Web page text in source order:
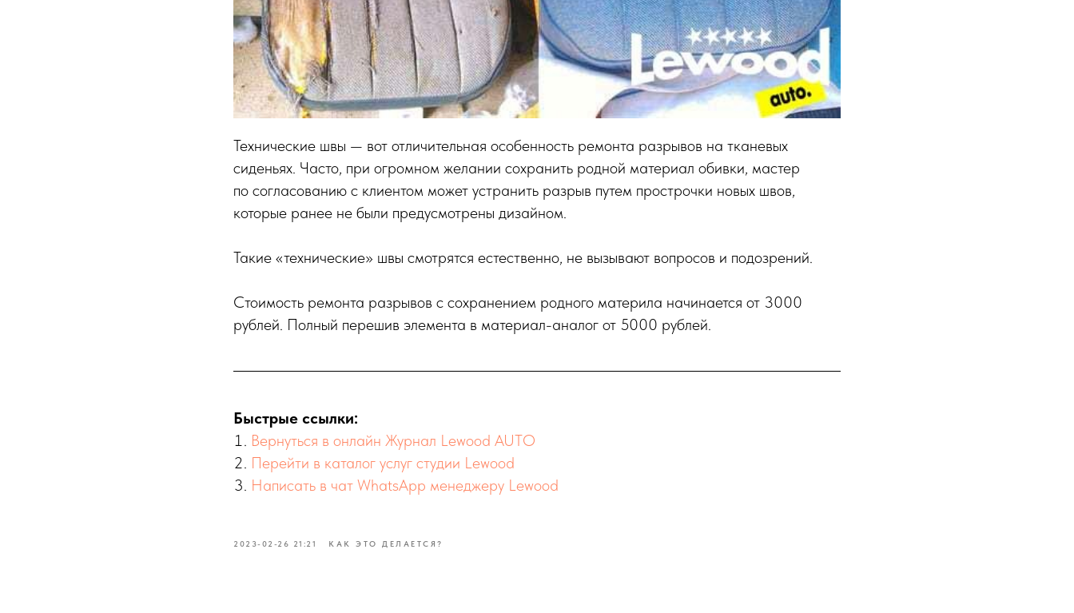
Технические швы — вот отличительная особенность ремонта разрывов на тканевых
сиденьях. Часто, при огромном желании сохранить родной материал обивки, мастер
по согласованию с клиентом может устранить разрыв путем прострочки новых швов,
которые ранее не были предусмотрены дизайном.
Такие «технические» швы смотрятся естественно, не вызывают вопросов и подозрений.
Стоимость ремонта разрывов с сохранением родного материла начинается от 3000
рублей. Полный перешив элемента в материал-аналог от 5000 рублей.
Быстрые ссылки:
Вернуться в онлайн Журнал Lewood AUTO
Перейти в каталог услуг студии Lewood
Написать в чат WhatsApp менеджеру Lewood
2023-02-26 21:21 КАК ЭТО ДЕЛАЕТСЯ?